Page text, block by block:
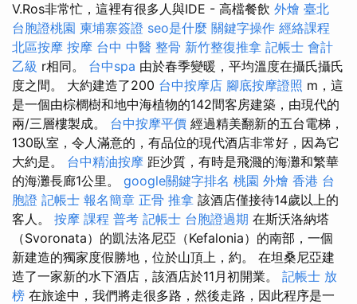
V.Ros非常忙，這裡有很多人與IDE - 高檔餐飲 外燴 臺北
台胞證桃園 柬埔寨簽證 seo是什麼 關鍵字操作 經絡課程
北區按摩 按摩 台中 中醫 整骨 新竹整復推拿 記帳士 會計
乙級 r相同。 台中spa 由於春季變暖，平均溫度在攝氏攝氏
度之間。 大約建造了200 台中按摩店 腳底按摩證照 m，這
是一個由棕櫚樹和地中海植物的142間客房建築，由現代的
兩/三層樓製成。 台中按摩平價 經過精美翻新的五台電梯，
130臥室，令人滿意的，有品位的現代酒店非常好，因為它
大約是。 台中精油按摩 距沙質，有時是飛濺的海灘和繁華
的海灘長廊1公里。 google關鍵字排名 桃園 外燴 香港 台
胞證 記帳士 報名簡章 正骨 推拿 該酒店僅接待14歲以上的
客人。 按摩 課程 普考 記帳士 台胞證過期 在斯沃洛納塔
（Svoronata）的凱法洛尼亞（Kefalonia）的南部，一個
新建造的獨家度假勝地，位於山頂上，約。 在坦桑尼亞建
造了一家新的水下酒店，該酒店於11月初開業。 記帳士 放
榜 在旅途中，我們將走很多路，然後走路，因此程序是一